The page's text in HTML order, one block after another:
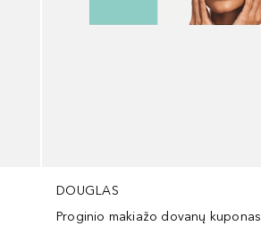
DOUGLAS
Proginio makiažo dovanų kuponas